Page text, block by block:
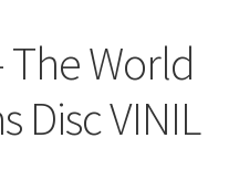
The World
Disc VINIL